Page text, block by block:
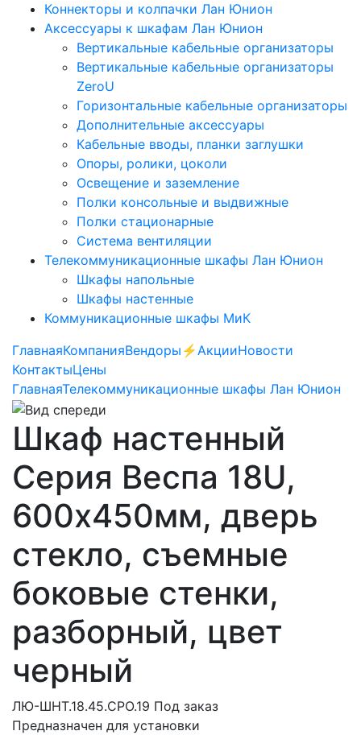
Коннекторы и колпачки Лан Юнион
Аксессуары к шкафам Лан Юнион
Вертикальные кабельные организаторы
Вертикальные кабельные организаторы
ZeroU
Горизонтальные кабельные организаторы
Дополнительные аксессуары
Кабельные вводы, планки заглушки
Опоры, ролики, цоколи
Освещение и заземление
Полки консольные и выдвижные
Полки стационарные
Система вентиляции
Телекоммуникационные шкафы Лан Юнион
Шкафы напольные
Шкафы настенные
Коммуникационные шкафы МиК
ГлавнаяКомпанияВендоры ⚡️АкцииНовости
КонтактыЦены
ГлавнаяТелекоммуникационные шкафы Лан Юнион
Шкаф настенный
Серия Веспа 18U,
600х450мм, дверь
стекло, съемные
боковые стенки,
разборный, цвет
черный
ЛЮ-ШНТ.18.45.СРО.19 Под заказ
Предназначен для установки